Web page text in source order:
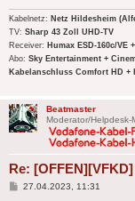
Kabelnetz: Netz Hildesheim
TV: Sharp 43 Zoll UHD-TV
Receiver: Humax ESD-160c/VE
Abo: Sky Entertainment +
Kabelanschluss Comfort HD +
Beatmaster
Moderator/Helpdesk-
Re:
Beitrag
27.04.2023, 11:31